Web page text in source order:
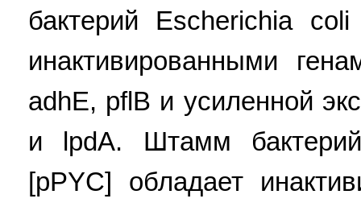
бактерий Escherichia
инактивированными
adhE, pflB и усиленной
и lpdA. Штамм
[pPYC] обладает